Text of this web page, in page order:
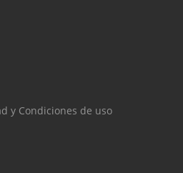
y Condiciones de uso